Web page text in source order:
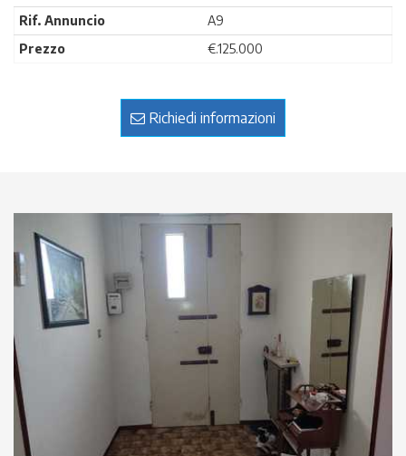
Rif. Annuncio
A9
Prezzo
€.125.000
Richiedi informazioni